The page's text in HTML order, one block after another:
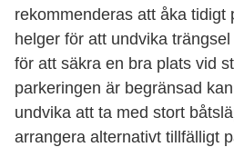
rekommenderas att åka tidigt
helger för att undvika
för att säkra en bra plats vid
parkeringen är begränsad
undvika att ta med stort
arrangera alternativt tillfälligt